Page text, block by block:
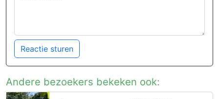
Reactie sturen
Andere bezoekers bekeken ook: